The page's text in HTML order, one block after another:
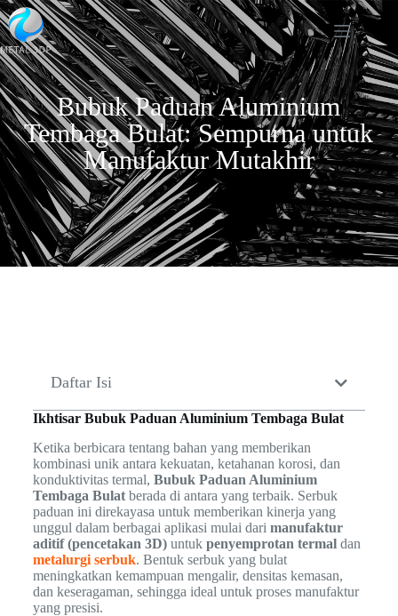
Bubuk Paduan Aluminium
Tembaga Bulat: Sempurna untuk
Manufaktur Mutakhir
Daftar Isi
Ikhtisar Bubuk Paduan Aluminium Tembaga Bulat
Ketika berbicara tentang bahan yang memberikan
kombinasi unik antara kekuatan, ketahanan korosi, dan
konduktivitas termal, Bubuk Paduan Aluminium
Tembaga Bulatberada di antara yang terbaik. Serbuk
paduan ini direkayasa untuk memberikan kinerja yang
unggul dalam berbagai aplikasi mulai dari manufaktur
aditif (pencetakan 3D)untuk penyemprotan termaldan
metalurgi serbuk. Bentuk serbuk yang bulat
meningkatkan kemampuan mengalir, densitas kemasan,
dan keseragaman, sehingga ideal untuk proses manufaktur
yang presisi.